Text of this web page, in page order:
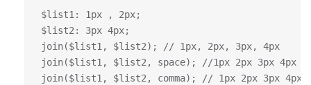
$list1: 1px , 2px;
$list2: 3px 4px;
join($list1, $list2); // 1px, 2px, 3px, 4px
join($list1, $list2, space); //1px 2px 3px 4px
join($list1, $list2, comma); // 1px 2px 3px 4px